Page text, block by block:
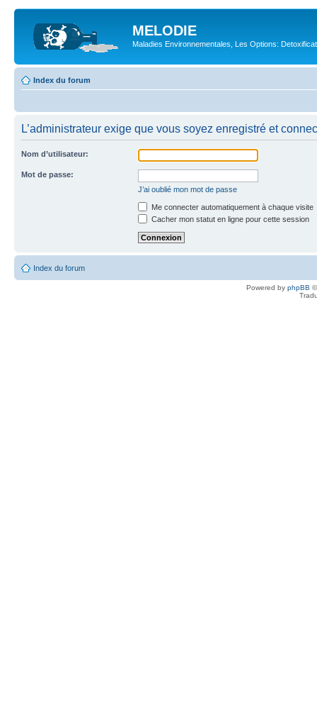
MELODIE
Maladies Environnementales, Les Options:
Index du forum
L’administrateur exige que vous soyez enregistré et
Nom d’utilisateur:
Mot de passe:
J’ai oublié mon mot de passe
Me connecter automatiquement à chaque visite
Cacher mon statut en ligne pour cette session
Index du forum
Powered by phpBB